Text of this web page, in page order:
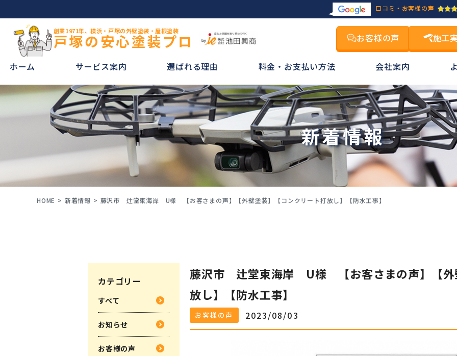
口コミ・お客様の声
創業1971年、横浜・戸塚の外壁塗装・屋根塗装
戸塚の安心塗装プロ お客様の声 施工
ホーム サービス案内 選ばれる理由 料金・お支払い方法 会社案内
新着情報
HOME 新着情報 藤沢市 辻堂東海岸 U様 【お客さまの声】【外壁塗装】【コンクリート打放し】【防水工事】
藤沢市 辻堂東海岸 U様 【お客さまの声】【外
放し】【防水工事】
お客様の声 2023/08/03
カテゴリー
すべて
お知らせ
お客様の声